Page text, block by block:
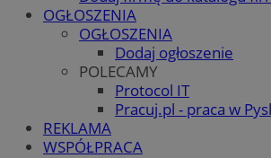
OGŁOSZENIA
OGŁOSZENIA
Dodaj ogłoszenie
POLECAMY
Protocol IT
Pracuj.pl - praca w
REKLAMA
WSPÓŁPRACA